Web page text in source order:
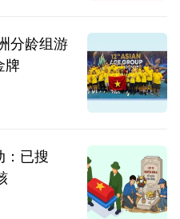
分龄组游
牌
：已搜